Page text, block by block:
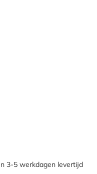
3-5 werkdagen levertijd